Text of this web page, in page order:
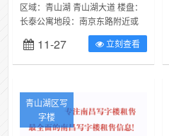
区域：青山湖 青山湖大道 楼盘：
长泰公寓地段：南京东路附近或
易百佳广场类别：写字楼（可注
册公司）面积：180㎡价格：
500...
11-27 立刻查看
青山湖区写
字楼